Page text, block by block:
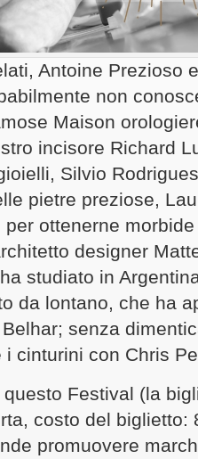
Antoine Prezioso
non
Maison
incisore Richard
Silvio
pietre preziose,
per ottenerne
designer
studiato in
da lontano, che ha
senza
cinturini con Chris
Festival (la
costo del biglietto:
promuovere